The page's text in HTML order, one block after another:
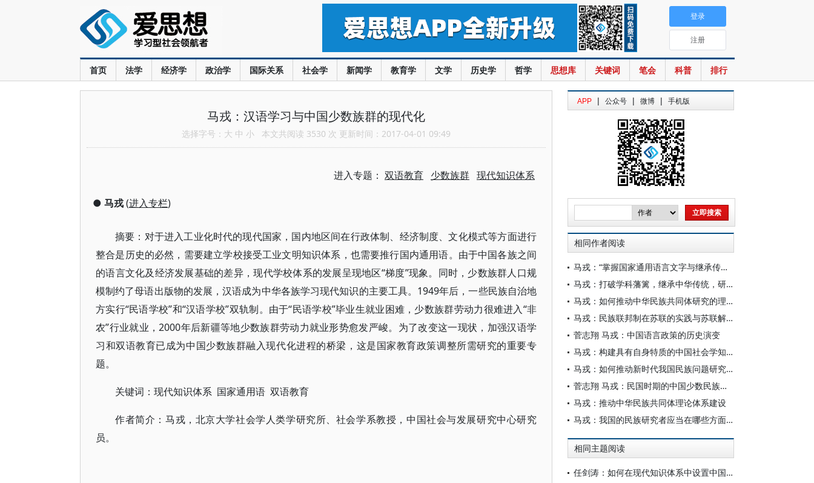
首页 法学 经济学 政治学 国际关系 社会学 新闻学 教育学 文学 历史学 哲学 思想库 关键词 笔会 科普 排行
登录
注册
马戎：汉语学习与中国少数族群的现代化
选择字号： 大 中 小 本文共阅读 3530 次 更新时间：2017-04-01 09:49
进入专题： 双语教育 少数族群 现代知识体系
● 马戎(进入专栏)
摘要：对于进入工业化时代的现代国家，国内地区间在行政体制、经济制度、文化模式等方面进行
整合是历史的必然，需要建立学校接受工业文明知识体系，也需要推行国内通用语。由于中国各族之间
的语言文化及经济发展基础的差异，现代学校体系的发展呈现地区“梯度”现象。同时，少数族群人口规
模制约了母语出版物的发展，汉语成为中华各族学习现代知识的主要工具。1949年后，一些民族自治地
方实行“民语学校”和“汉语学校”双轨制。由于“民语学校”毕业生就业困难，少数族群劳动力很难进入“非
农”行业就业，2000年后新疆等地少数族群劳动力就业形势愈发严峻。为了改变这一现状，加强汉语学
习和双语教育已成为中国少数族群融入现代化进程的桥梁，这是国家教育政策调整所需研究的重要专
题。
关键词：现代知识体系 国家通用语 双语教育
作者简介：马戎，北京大学社会学人类学研究所、社会学系教授，中国社会与发展研究中心研究
员。
APP | 公众号 | 微博 | 手机版
相同作者阅读
马戎：“掌握国家通用语言文字与继承传统文化，二者完全可以兼顾”
马戎：打破学科藩篱，继承中华传统，研究真问题——试论新时代的中国民族研究
马戎：如何推动中华民族共同体研究的理论体系建设
马戎：民族联邦制在苏联的实践与苏联解体
菅志翔 马戎：中国语言政策的历史演变
马戎：构建具有自身特质的中国社会学知识体系
马戎：如何推动新时代我国民族问题研究的创新发展
菅志翔 马戎：民国时期的中国少数民族教育和语言政策
马戎：推动中华民族共同体理论体系建设
马戎：我国的民族研究者应当在哪些方面、以什么思路推进研究工作？
相同主题阅读
任剑涛：如何在现代知识体系中设置中国议题？